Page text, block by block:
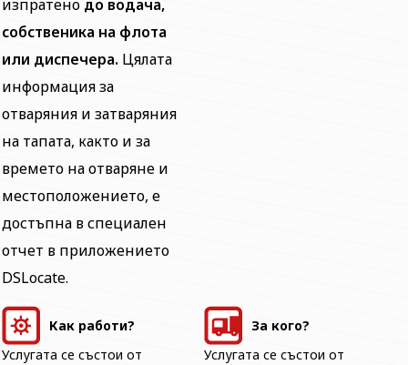
изпратено до водача,
собственика на флота
или диспечера. Цялата
информация за
отваряния и затваряния
на тапата, както и за
времето на отваряне и
местоположението, е
достъпна в специален
отчет в приложението
DSLocate.
Как работи?
Услугата се състои от
За кого?
Услугата се състои от